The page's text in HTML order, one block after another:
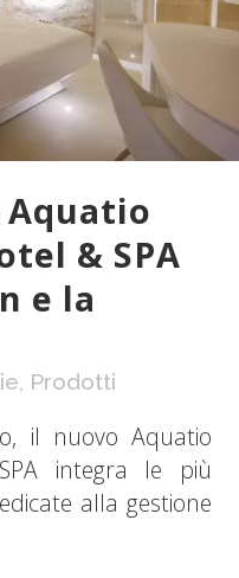
& SPA
e la
, Prodotti
il nuovo Aquatio
integra le più
alla gestione